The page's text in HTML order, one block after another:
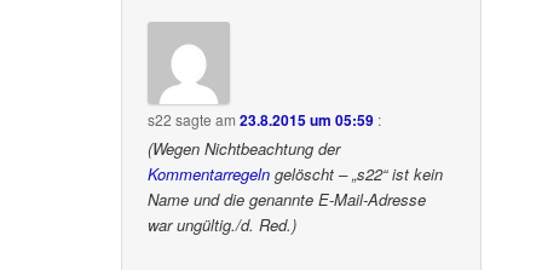
s22 sagte am23.8.2015 um 05:59 :
(Wegen Nichtbeachtung der
Kommentarregeln gelöscht – „s22“ ist kein
Name und die genannte E-Mail-Adresse
war ungültig./d. Red.)